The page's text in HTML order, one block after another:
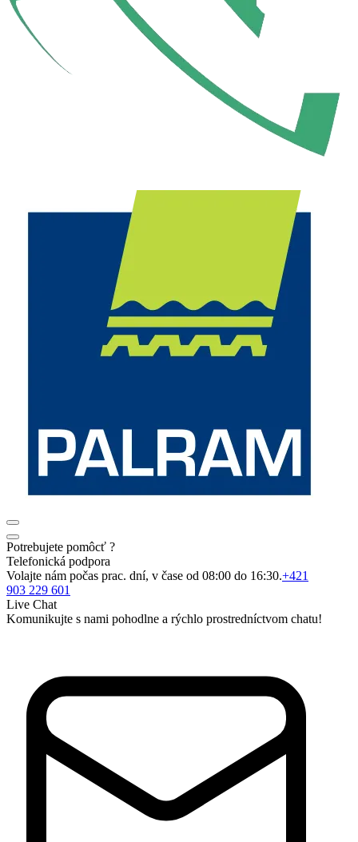
Potrebujete pomôcť ?
Telefonická podpora
Volajte nám počas prac. dní, v čase od 08:00 do 16:30.+421
903 229 601
Live Chat
Komunikujte s nami pohodlne a rýchlo prostredníctvom chatu!